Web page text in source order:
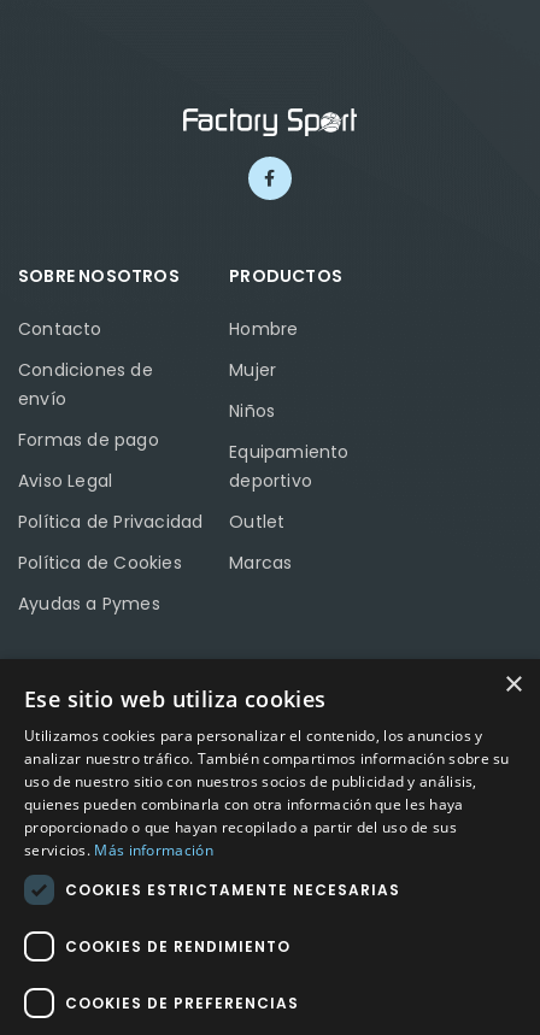
SOBRE NOSOTROS
Contacto
Condiciones de
envío
Formas de pago
Aviso Legal
Política de Privacidad
Política de Cookies
Ayudas a Pymes
PRODUCTOS
Hombre
Mujer
Niños
Equipamiento
deportivo
Outlet
Marcas
CONTACTO
Calle Méndez Núñez nº3 – Fuente Palmera 14120 Córdoba
Teléfono957 04 96 57
Emailinfo@factory-sport.es
HORARIO COMERCIAL
Lunes a viernes
10:00 a 14:00 / 18:00 a 21:00
×
Ese sitio web utiliza cookies
Utilizamos cookies para personalizar el contenido, los anuncios y
analizar nuestro tráfico. También compartimos información sobre su
uso de nuestro sitio con nuestros socios de publicidad y análisis,
quienes pueden combinarla con otra información que les haya
proporcionado o que hayan recopilado a partir del uso de sus
servicios. Más información
COOKIES ESTRICTAMENTE NECESARIAS
COOKIES DE RENDIMIENTO
COOKIES DE PREFERENCIAS